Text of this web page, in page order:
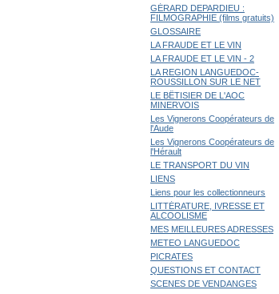
GÉRARD DEPARDIEU :
FILMOGRAPHIE (films gratuits)
GLOSSAIRE
LA FRAUDE ET LE VIN
LA FRAUDE ET LE VIN - 2
LA REGION LANGUEDOC-
ROUSSILLON SUR LE NET
LE BÊTISIER DE L'AOC
MINERVOIS
Les Vignerons Coopérateurs de
l'Aude
Les Vignerons Coopérateurs de
l'Hérault
LE TRANSPORT DU VIN
LIENS
Liens pour les collectionneurs
LITTÉRATURE, IVRESSE ET
ALCOOLISME
MES MEILLEURES ADRESSES
METEO LANGUEDOC
PICRATES
QUESTIONS ET CONTACT
SCENES DE VENDANGES